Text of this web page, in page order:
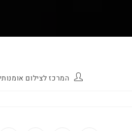
המרכז לצילום אומנותי